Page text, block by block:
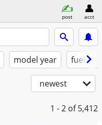
post acct
model year fuel
newest
1 - 2 of 5,412